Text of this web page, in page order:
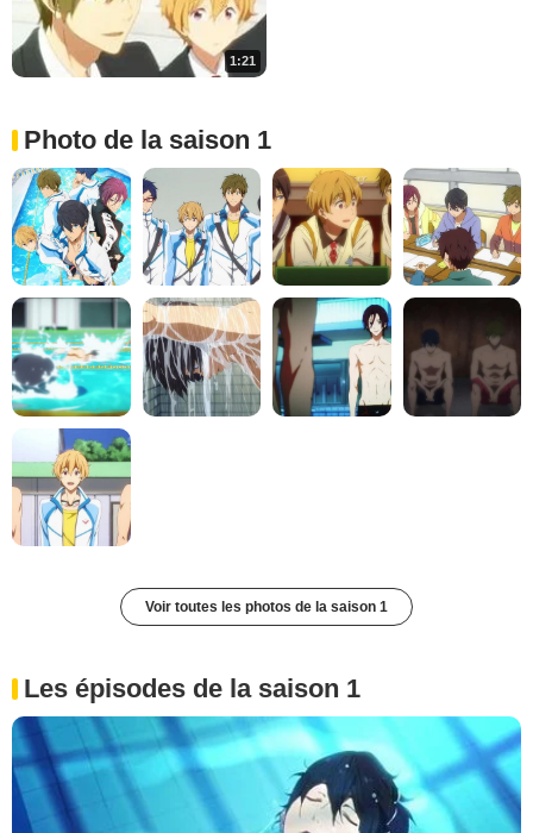
1:21
Photo de la saison 1
Voir toutes les photos de la saison 1
Les épisodes de la saison 1